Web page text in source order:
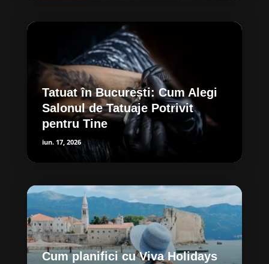
Tatuat în București: Cum Alegi
Salonul de Tatuaje Potrivit
pentru Tine
iun. 17, 2026
Cum planifici cu Viva Holidays